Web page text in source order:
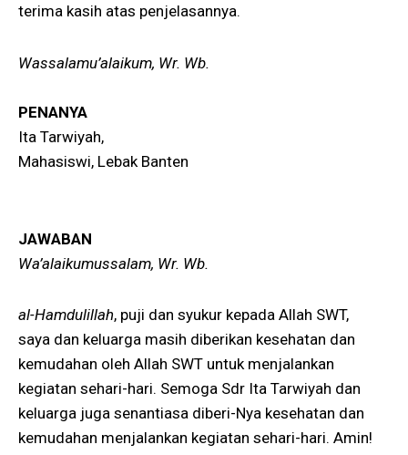
terima kasih atas penjelasannya.
Wassalamu’alaikum, Wr. Wb.
PENANYA
Ita Tarwiyah,
Mahasiswi, Lebak Banten
JAWABAN
Wa’alaikumussalam, Wr. Wb.
al-Hamdulillah, puji dan syukur kepada Allah SWT,
saya dan keluarga masih diberikan kesehatan dan
kemudahan oleh Allah SWT untuk menjalankan
kegiatan sehari-hari. Semoga Sdr Ita Tarwiyah dan
keluarga juga senantiasa diberi-Nya kesehatan dan
kemudahan menjalankan kegiatan sehari-hari. Amin!